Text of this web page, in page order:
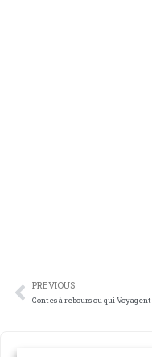
PREVIOUS
Contes à rebours ou qui Voyagent